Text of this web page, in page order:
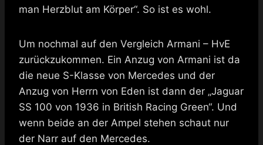
man Herzblut am Körper“. So ist es wohl.
Um nochmal auf den Vergleich Armani – HvE
zurückzukommen. Ein Anzug von Armani ist da
die neue S-Klasse von Mercedes und der
Anzug von Herrn von Eden ist dann der „Jaguar
SS 100 von 1936 in British Racing Green“. Und
wenn beide an der Ampel stehen schaut nur
der Narr auf den Mercedes.